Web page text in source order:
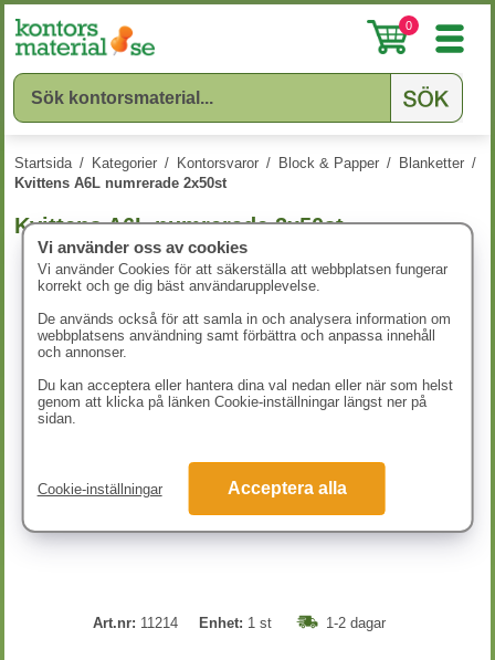
0
Startsida / Kategorier / Kontorsvaror / Block & Papper / Blanketter /
Kvittens A6L numrerade 2x50st
Kvittens A6L numrerade 2x50st
Art.nr: 11214 Enhet: 1 st 1-2 dagar
Vi använder oss av cookies
Vi använder Cookies för att säkerställa att webbplatsen fungerar
korrekt och ge dig bäst användarupplevelse.
De används också för att samla in och analysera information om
webbplatsens användning samt förbättra och anpassa innehåll
och annonser.
Du kan acceptera eller hantera dina val nedan eller när som helst
genom att klicka på länken Cookie-inställningar längst ner på
sidan.
Cookie-inställningar Acceptera alla